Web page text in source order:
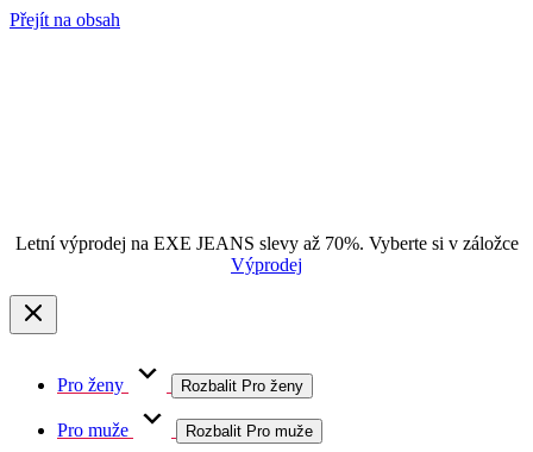
Přejít na obsah
Letní výprodej na EXE JEANS slevy až 70%. Vyberte si v záložce
Výprodej
Pro ženy Rozbalit Pro ženy
Pro muže Rozbalit Pro muže